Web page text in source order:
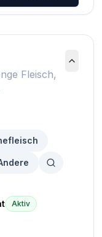
Fleisch,
Aktiv